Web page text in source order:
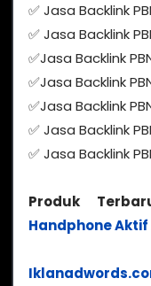
✅ Jasa Backlink
✅ Jasa Backlink
✅Jasa Backlink
✅Jasa Backlink
✅Jasa Backlink
✅ Jasa Backlink
✅ Jasa Backlink
Produk
Handphone